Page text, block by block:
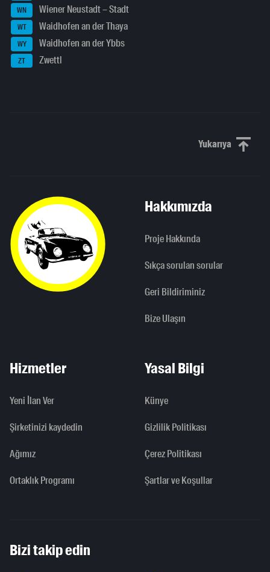
WN Wiener Neustadt – Stadt
WT Waidhofen an der Thaya
WY Waidhofen an der Ybbs
ZT Zwettl
YukarıyaYukarı
Hakkımızda
Proje Hakkında
Sıkça sorulan sorular
Geri Bildiriminiz
Bize Ulaşın
Hizmetler
Yeni İlan Ver
Şirketinizi kaydedin
Ağımız
Ortaklık Programı
Yasal Bilgi
Künye
Gizlilik Politikası
Çerez Politikası
Şartlar ve Koşullar
Bizi takip edin